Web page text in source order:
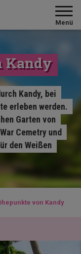
Menü
Kandy
Kandy, bei
erleben werden.
Garten von
Cemetry und
den Weißen
von Kandy